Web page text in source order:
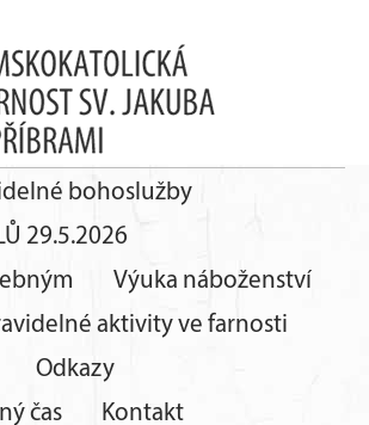
bohoslužby
29.5.2026
Výuka náboženství
aktivity ve farnosti
Odkazy
čas
Kontakt